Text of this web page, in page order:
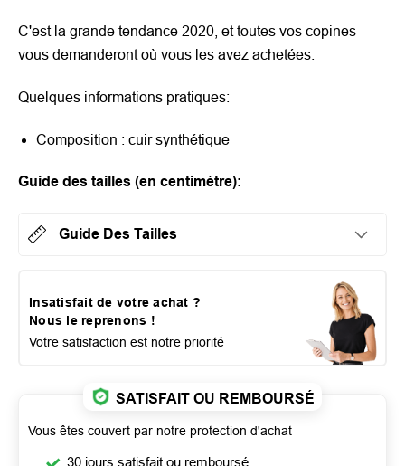
C'est la grande tendance 2020, et toutes vos copines
vous demanderont où vous les avez achetées.
Quelques informations pratiques:
Composition : cuir synthétique
Guide des tailles (en centimètre):
Guide Des Tailles
Insatisfait de votre achat ?
Nous le reprenons !
Votre satisfaction est notre priorité
SATISFAIT OU REMBOURSÉ
Vous êtes couvert par notre protection d'achat
30 jours satisfait ou remboursé